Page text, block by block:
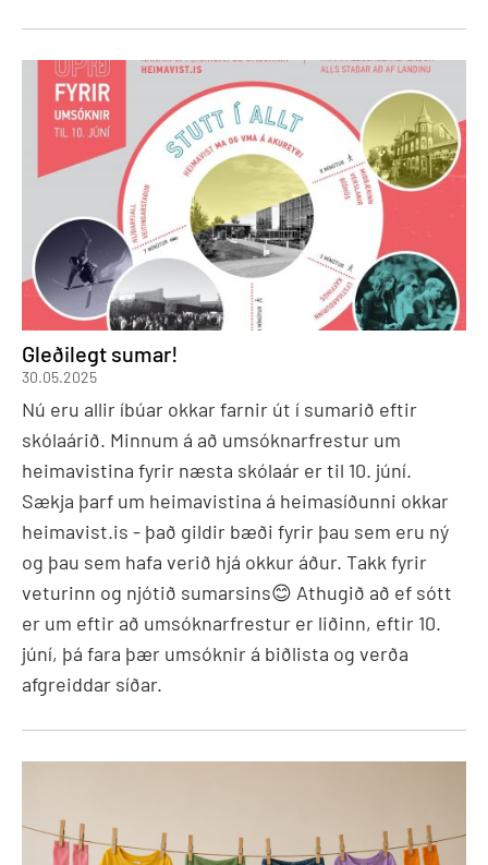
Gleðilegt sumar!
30.05.2025
Nú eru allir íbúar okkar farnir út í sumarið eftir
skólaárið. Minnum á að umsóknarfrestur um
heimavistina fyrir næsta skólaár er til 10. júní.
Sækja þarf um heimavistina á heimasíðunni okkar
heimavist.is - það gildir bæði fyrir þau sem eru ný
og þau sem hafa verið hjá okkur áður. Takk fyrir
veturinn og njótið sumarsins😊 Athugið að ef sótt
er um eftir að umsóknarfrestur er liðinn, eftir 10.
júní, þá fara þær umsóknir á biðlista og verða
afgreiddar síðar.